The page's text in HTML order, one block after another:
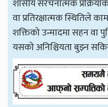
शासीय संरचनात्मक
वा प्रतिरक्षात्मक स्थितिले
शक्तिको उन्मादमा सहन वा
यसको अनिश्चियता बुझ्न